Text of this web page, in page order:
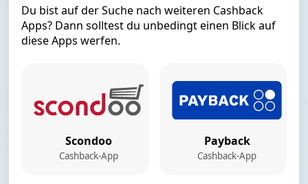
Du bist auf der Suche nach weiteren Cashback
Apps? Dann solltest du unbedingt einen Blick auf
diese Apps werfen.
Scondoo
Cashback-App
Payback
Cashback-App